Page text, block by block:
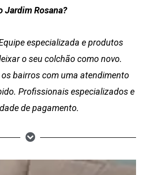
Jardim Rosana?
especializada e produtos
o seu colchão como novo.
bairros com uma atendimento
Profissionais especializados e
de pagamento.